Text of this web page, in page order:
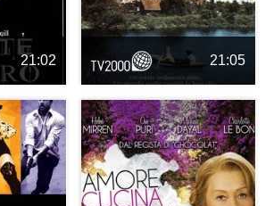
21:02 21:05